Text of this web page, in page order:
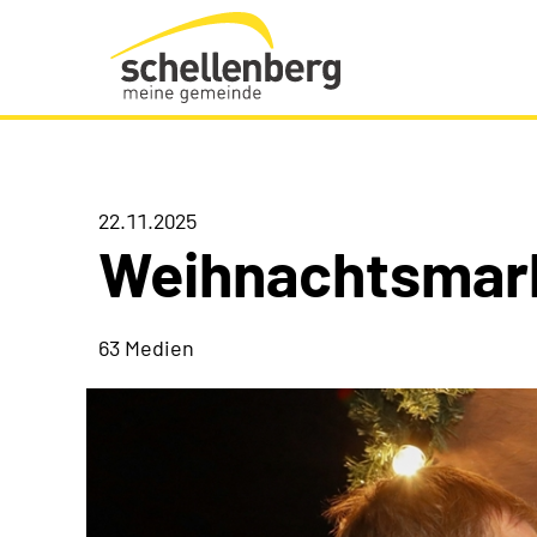
Gemeinde Schellenberg Startseite
22.11.2025
63 Medien